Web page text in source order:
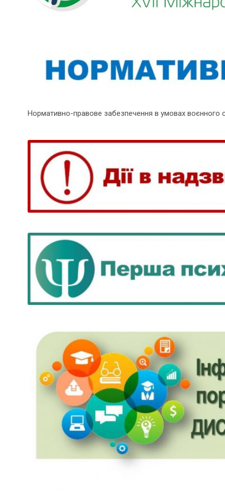
Нормативно-правове забезпечення в умовах воєнного